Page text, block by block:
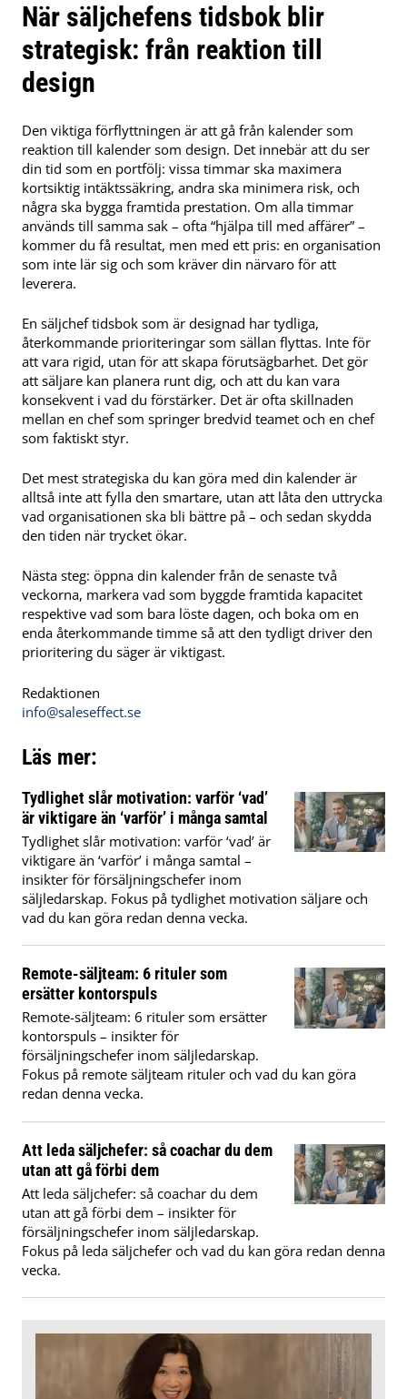
När säljchefens tidsbok blir
strategisk: från reaktion till
design
Den viktiga förflyttningen är att gå från kalender som
reaktion till kalender som design. Det innebär att du ser
din tid som en portfölj: vissa timmar ska maximera
kortsiktig intäktssäkring, andra ska minimera risk, och
några ska bygga framtida prestation. Om alla timmar
används till samma sak – ofta “hjälpa till med affärer” –
kommer du få resultat, men med ett pris: en organisation
som inte lär sig och som kräver din närvaro för att
leverera.
En säljchef tidsbok som är designad har tydliga,
återkommande prioriteringar som sällan flyttas. Inte för
att vara rigid, utan för att skapa förutsägbarhet. Det gör
att säljare kan planera runt dig, och att du kan vara
konsekvent i vad du förstärker. Det är ofta skillnaden
mellan en chef som springer bredvid teamet och en chef
som faktiskt styr.
Det mest strategiska du kan göra med din kalender är
alltså inte att fylla den smartare, utan att låta den uttrycka
vad organisationen ska bli bättre på – och sedan skydda
den tiden när trycket ökar.
Nästa steg: öppna din kalender från de senaste två
veckorna, markera vad som byggde framtida kapacitet
respektive vad som bara löste dagen, och boka om en
enda återkommande timme så att den tydligt driver den
prioritering du säger är viktigast.
Redaktionen
info@saleseffect.se
Läs mer:
Tydlighet slår motivation: varför ‘vad’
är viktigare än ‘varför’ i många samtal
Tydlighet slår motivation: varför ‘vad’ är
viktigare än ‘varför’ i många samtal –
insikter för försäljningschefer inom
säljledarskap. Fokus på tydlighet motivation säljare och
vad du kan göra redan denna vecka.
Remote-säljteam: 6 rituler som
ersätter kontorspuls
Remote-säljteam: 6 rituler som ersätter
kontorspuls – insikter för
försäljningschefer inom säljledarskap.
Fokus på remote säljteam rituler och vad du kan göra
redan denna vecka.
Att leda säljchefer: så coachar du dem
utan att gå förbi dem
Att leda säljchefer: så coachar du dem
utan att gå förbi dem – insikter för
försäljningschefer inom säljledarskap.
Fokus på leda säljchefer och vad du kan göra redan denna
vecka.